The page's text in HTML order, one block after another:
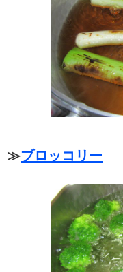
≫ブロッコリー